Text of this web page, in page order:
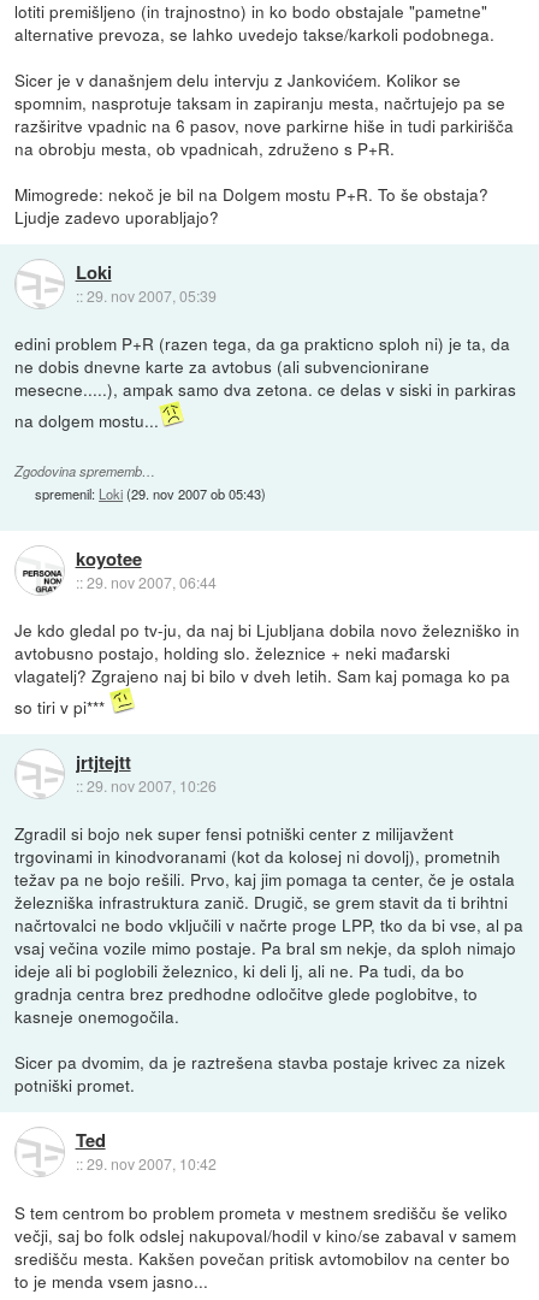
lotiti premišljeno (in trajnostno) in ko bodo obstajale "pametne"
alternative prevoza, se lahko uvedejo takse/karkoli podobnega.
Sicer je v današnjem delu intervju z Jankovićem. Kolikor se
spomnim, nasprotuje taksam in zapiranju mesta, načrtujejo pa se
razširitve vpadnic na 6 pasov, nove parkirne hiše in tudi parkirišča
na obrobju mesta, ob vpadnicah, združeno s P+R.
Mimogrede: nekoč je bil na Dolgem mostu P+R. To še obstaja?
Ljudje zadevo uporabljajo?
Loki
::29. nov 2007, 05:39
edini problem P+R (razen tega, da ga prakticno sploh ni) je ta, da
ne dobis dnevne karte za avtobus (ali subvencionirane
mesecne.....), ampak samo dva zetona. ce delas v siski in parkiras
na dolgem mostu...
Zgodovina sprememb…
spremenil: Loki(29. nov 2007 ob 05:43)
koyotee
::29. nov 2007, 06:44
Je kdo gledal po tv-ju, da naj bi Ljubljana dobila novo železniško in
avtobusno postajo, holding slo. železnice + neki mađarski
vlagatelj? Zgrajeno naj bi bilo v dveh letih. Sam kaj pomaga ko pa
so tiri v pi***
jrtjtejtt
::29. nov 2007, 10:26
Zgradil si bojo nek super fensi potniški center z milijavžent
trgovinami in kinodvoranami (kot da kolosej ni dovolj), prometnih
težav pa ne bojo rešili. Prvo, kaj jim pomaga ta center, če je ostala
železniška infrastruktura zanič. Drugič, se grem stavit da ti brihtni
načrtovalci ne bodo vključili v načrte proge LPP, tko da bi vse, al pa
vsaj večina vozile mimo postaje. Pa bral sm nekje, da sploh nimajo
ideje ali bi poglobili železnico, ki deli lj, ali ne. Pa tudi, da bo
gradnja centra brez predhodne odločitve glede poglobitve, to
kasneje onemogočila.
Sicer pa dvomim, da je raztrešena stavba postaje krivec za nizek
potniški promet.
Ted
::29. nov 2007, 10:42
S tem centrom bo problem prometa v mestnem središču še veliko
večji, saj bo folk odslej nakupoval/hodil v kino/se zabaval v samem
središču mesta. Kakšen povečan pritisk avtomobilov na center bo
to je menda vsem jasno...